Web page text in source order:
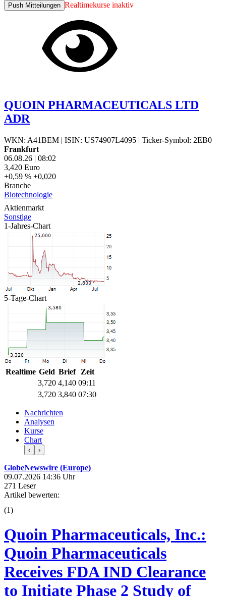
Push Mitteilungen Realtimekurse inaktiv
QUOIN PHARMACEUTICALS LTD
ADR
WKN: A41BEM | ISIN: US74907L4095 | Ticker-Symbol: 2EB0
Frankfurt
06.08.26 | 08:02
3,420 Euro
+0,59 % +0,020
Branche
Biotechnologie
Aktienmarkt
Sonstige
1-Jahres-Chart
5-Tage-Chart
Realtime Geld Brief
Zeit
3,720 4,140 09:11
3,720 3,840 07:30
Nachrichten
Analysen
Kurse
Chart
‹ ›
GlobeNewswire (Europe)
09.07.2026 14:36 Uhr
271 Leser
Artikel bewerten:
(1)
Quoin Pharmaceuticals, Inc.:
Quoin Pharmaceuticals
Receives FDA IND Clearance
to Initiate Phase 2 Study of